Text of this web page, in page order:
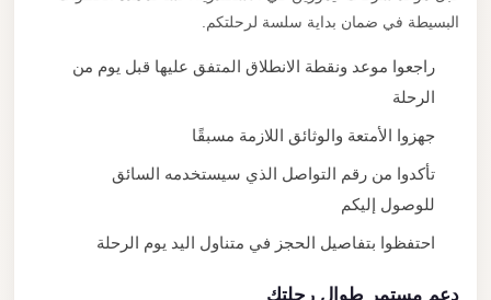
البسيطة في ضمان بداية سلسة لرحلتكم.
راجعوا موعد ونقطة الانطلاق المتفق عليها قبل يوم من
الرحلة
جهزوا الأمتعة والوثائق اللازمة مسبقًا
تأكدوا من رقم التواصل الذي سيستخدمه السائق
للوصول إليكم
احتفظوا بتفاصيل الحجز في متناول اليد يوم الرحلة
دعم مستمر طوال رحلتك